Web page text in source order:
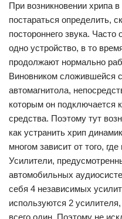
При возникновении хрипа
постараться определить,
постороннего звука.
одно устройство, в то
продолжают нормально
Виновником сложившейся
автомагнитола,
которым он подключается
средства. Поэтому тут
как устранить хрип
многом зависит от того,
Усилители,
автомобильных
себя 4 независимых
используются 2